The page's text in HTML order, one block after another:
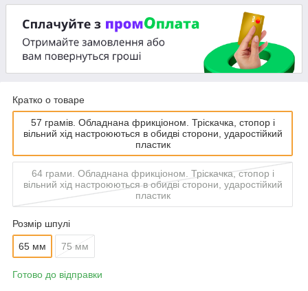
Кратко о товаре
57 грамів. Обладнана фрикціоном. Тріскачка, стопор і
вільний хід настроюються в обидві сторони, ударостійкий
пластик
64 грами. Обладнана фрикціоном. Тріскачка, стопор і
вільний хід настроюються в обидві сторони, ударостійкий
пластик
Розмір шпулі
65 мм 75 мм
Готово до відправки